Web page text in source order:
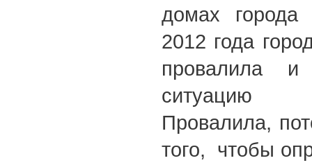
домах
2012 года
провалила и
ситуацию
Провалила,
того, чтобы